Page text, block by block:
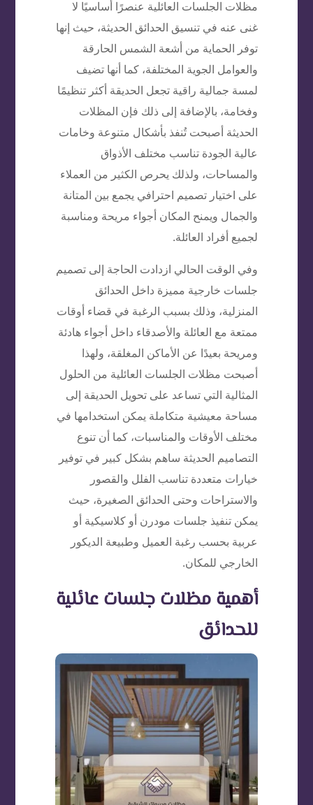
مظلات الجلسات العائلية عنصرًا أساسيًا لا
غنى عنه في تنسيق الحدائق الحديثة، حيث إنها
توفر الحماية من أشعة الشمس الحارقة
والعوامل الجوية المختلفة، كما أنها تضيف
لمسة جمالية راقية تجعل الحديقة أكثر تنظيمًا
وفخامة، بالإضافة إلى ذلك فإن المظلات
الحديثة أصبحت تُنفذ بأشكال متنوعة وخامات
عالية الجودة تناسب مختلف الأذواق
والمساحات، ولذلك يحرص الكثير من العملاء
على اختيار تصميم احترافي يجمع بين المتانة
والجمال ويمنح المكان أجواء مريحة ومناسبة
لجميع أفراد العائلة.
وفي الوقت الحالي ازدادت الحاجة إلى تصميم
جلسات خارجية مميزة داخل الحدائق
المنزلية، وذلك بسبب الرغبة في قضاء أوقات
ممتعة مع العائلة والأصدقاء داخل أجواء هادئة
ومريحة بعيدًا عن الأماكن المغلقة، ولهذا
أصبحت مظلات الجلسات العائلية من الحلول
المثالية التي تساعد على تحويل الحديقة إلى
مساحة معيشية متكاملة يمكن استخدامها في
مختلف الأوقات والمناسبات، كما أن تنوع
التصاميم الحديثة ساهم بشكل كبير في توفير
خيارات متعددة تناسب الفلل والقصور
والاستراحات وحتى الحدائق الصغيرة، حيث
يمكن تنفيذ جلسات مودرن أو كلاسيكية أو
عربية بحسب رغبة العميل وطبيعة الديكور
الخارجي للمكان.
أهمية مظلات جلسات عائلية
للحدائق